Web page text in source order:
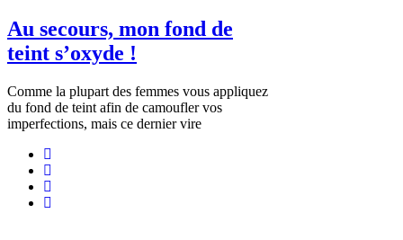
Au secours, mon fond de
teint s’oxyde !
Comme la plupart des femmes vous appliquez
du fond de teint afin de camoufler vos
imperfections, mais ce dernier vire